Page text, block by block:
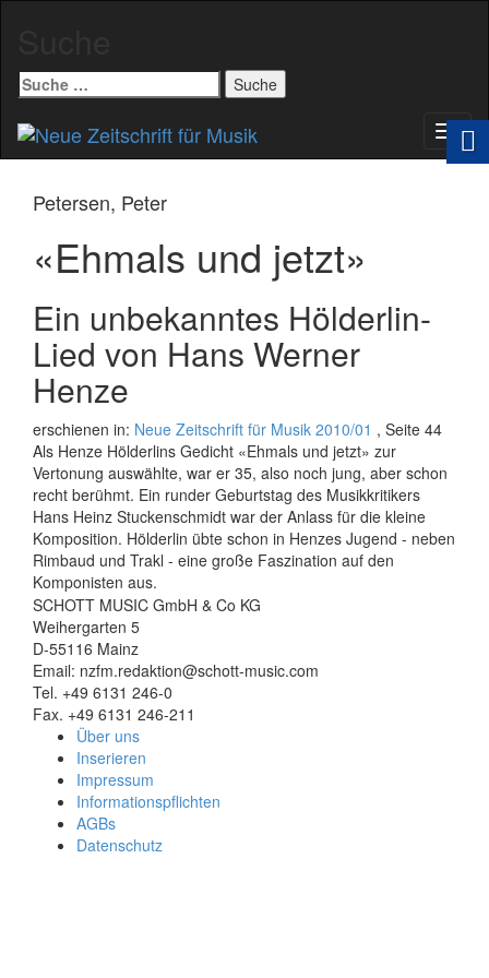
Suche
nach:
Petersen, Peter
«Ehmals und jetzt»
Ein unbekanntes Hölderlin-
Lied von Hans Werner
Henze
erschienen in: Neue Zeitschrift für Musik 2010/01 , Seite 44
Als Henze Hölderlins Gedicht «Ehmals und jetzt» zur
Vertonung auswählte, war er 35, also noch jung, aber schon
recht berühmt. Ein runder Geburtstag des Musikkritikers
Hans Heinz Stuckenschmidt war der Anlass für die kleine
Komposition. Hölderlin übte schon in Henzes Jugend - neben
Rimbaud und Trakl - eine große Faszination auf den
Komponisten aus.
SCHOTT MUSIC GmbH & Co KG
Weihergarten 5
D-55116 Mainz
Email: nzfm.redaktion@schott-music.com
Tel. +49 6131 246-0
Fax. +49 6131 246-211
Über uns
Inserieren
Impressum
Informationspflichten
AGBs
Datenschutz